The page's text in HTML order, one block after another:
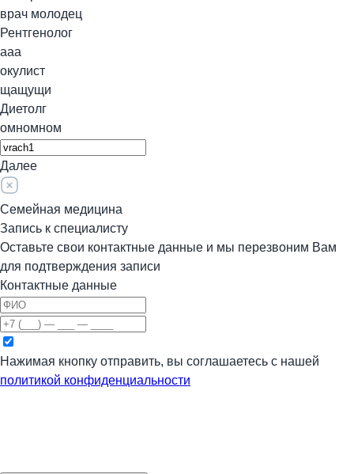
врач молодец
Рентгенолог
ааа
окулист
щащущи
Диетолг
омномном
Далее
Семейная медицина
Запись к специалисту
Оставьте свои контактные данные и мы перезвоним Вам
для подтверждения записи
Контактные данные
Нажимая кнопку отправить, вы соглашаетесь с нашей
политикой конфиденциальности